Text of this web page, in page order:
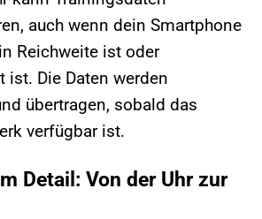
auch wenn dein Smartphone
Reichweite ist oder
ist. Die Daten werden
übertragen, sobald das
verfügbar ist.
Detail: Von der Uhr zur